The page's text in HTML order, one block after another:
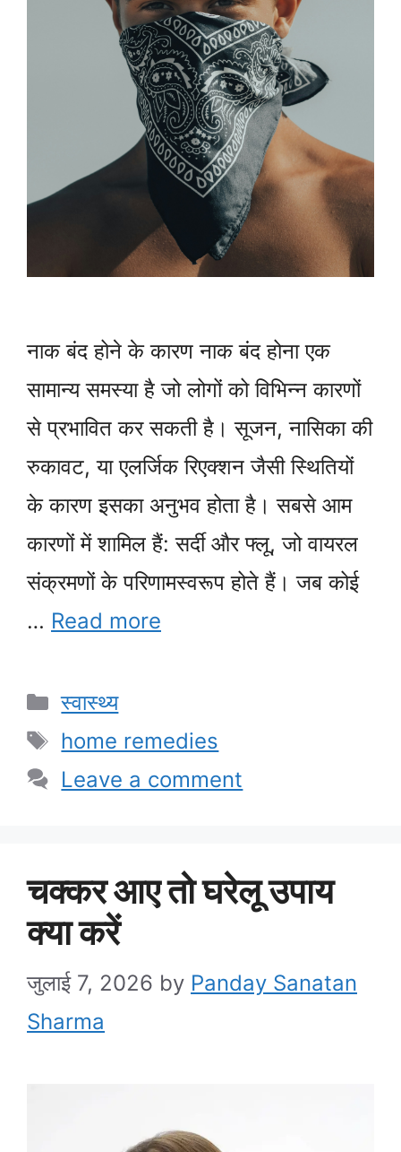
नाक बंद होने के कारण नाक बंद होना एक
सामान्य समस्या है जो लोगों को विभिन्न कारणों
से प्रभावित कर सकती है। सूजन, नासिका की
रुकावट, या एलर्जिक रिएक्शन जैसी स्थितियों
के कारण इसका अनुभव होता है। सबसे आम
कारणों में शामिल हैं: सर्दी और फ्लू, जो वायरल
संक्रमणों के परिणामस्वरूप होते हैं। जब कोई
… Read more
Categories
स्वास्थ्य
Tags
home remedies
Leave a comment
चक्कर आए तो घरेलू उपाय
क्या करें
जुलाई 7, 2026 by Panday Sanatan
Sharma